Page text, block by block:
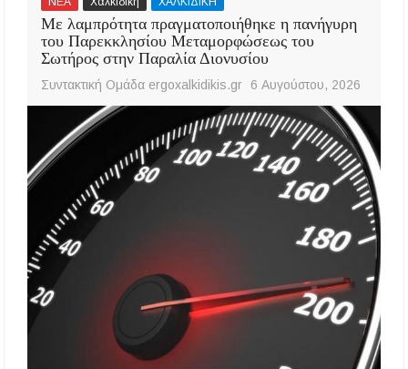
Με λαμπρότητα πραγματοποιήθηκε η πανήγυρη
του Παρεκκλησίου Μεταμορφώσεως του
Σωτήρος στην Παραλία Διονυσίου
Συντακτική Ομάδα ergoxalkidikis.gr 6 Αυγούστου, 2026